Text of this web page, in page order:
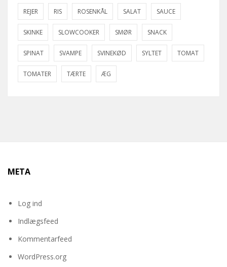
REJER RIS ROSENKÅL SALAT SAUCE
SKINKE SLOWCOOKER SMØR SNACK
SPINAT SVAMPE SVINEKØD SYLTET TOMAT
TOMATER TÆRTE ÆG
META
Log ind
Indlægsfeed
Kommentarfeed
WordPress.org